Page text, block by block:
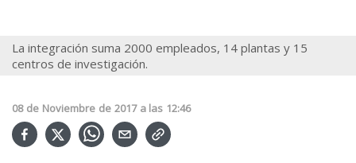
La integración suma 2000 empleados, 14 plantas y 15
centros de investigación.
08 de Noviembre de 2017 a las 12:46